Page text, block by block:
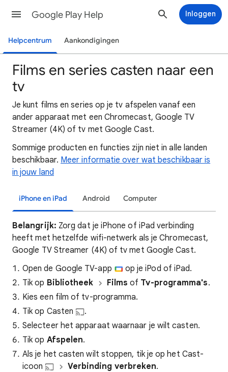
Google Play Help Inloggen
Helpcentrum Aankondigingen
Films en series casten naar een
tv
Je kunt films en series op je tv afspelen vanaf een
ander apparaat met een Chromecast, Google TV
Streamer (4K) of tv met Google Cast.
Sommige producten en functies zijn niet in alle landen
beschikbaar. Meer informatie over wat beschikbaar is
in jouw land
iPhone en iPad Android Computer
Belangrijk: Zorg dat je iPhone of iPad verbinding
heeft met hetzelfde wifi-netwerk als je Chromecast,
Google TV Streamer (4K) of tv met Google Cast.
Open de Google TV-app
op je iPod of iPad.
Tik op Bibliotheek Films of Tv-programma's.
Kies een film of tv-programma.
Tik op Casten
.
Selecteer het apparaat waarnaar je wilt casten.
Tik op Afspelen.
Als je het casten wilt stoppen, tik je op het Cast-
icoon
Verbinding verbreken.